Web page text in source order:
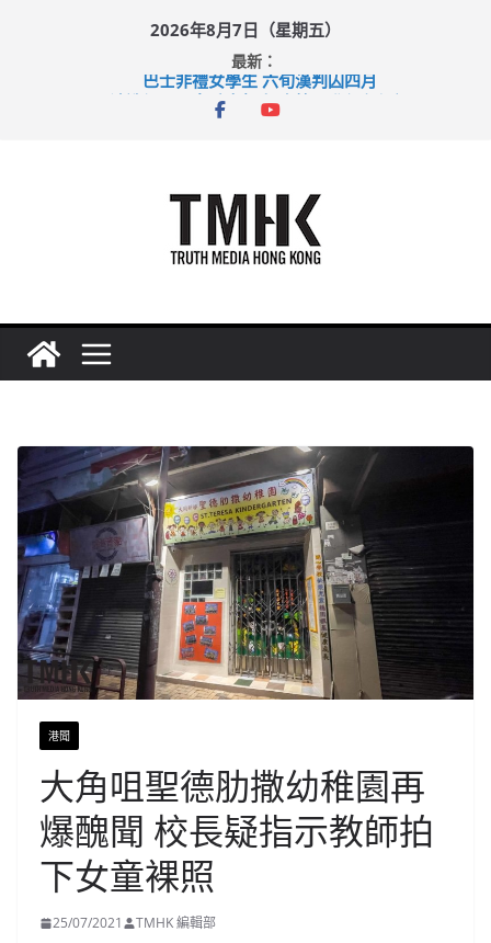
2026年8月7日（星期五）
最新：
巴士非禮女學生 六旬漢判囚四月
涉造假公屋富戶申報表 倉管員准保釋候訊
港聞
大角咀聖德肋撒幼稚園再
爆醜聞 校長疑指示教師拍
下女童裸照
25/07/2021 TMHK 編輯部